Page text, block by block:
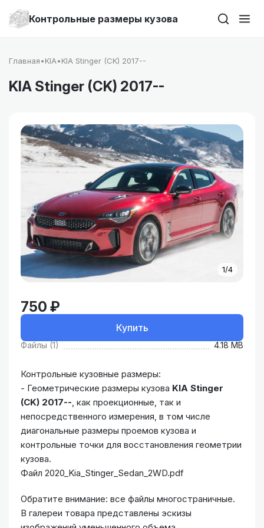
Контрольные размеры кузова
Главная•KIA•KIA Stinger (CK) 2017--
KIA Stinger (CK) 2017--
1/4
750 ₽
Купить
Файлы (1) 4.18 MB
Контрольные кузовные размеры:
- Геометрические размеры кузова KIA Stinger
(CK) 2017-- , как проекционные, так и
непосредственного измерения, в том числе
диагональные размеры проемов кузова и
контрольные точки для восстановления геометрии
кузова.
Файл 2020_Kia_Stinger_Sedan_2WD.pdf
Обратите внимание: все файлы многостраничные.
В галереи товара представлены эскизы